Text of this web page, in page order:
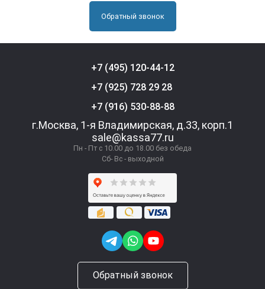
Обратный звонок
+7 (495) 120-44-12
+7 (925) 728 29 28
+7 (916) 530-88-88
г.Москва, 1-я Владимирская, д.33, корп.1
sale@kassa77.ru
Пн - Пт с 10.00 до 18.00 без обеда
Сб- Вс - выходной
Обратный звонок